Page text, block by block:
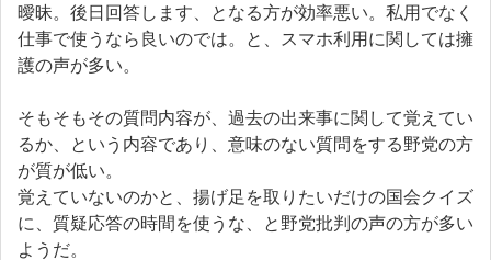
曖昧。後日回答します、となる方が効率悪い。私用でなく
仕事で使うなら良いのでは。と、スマホ利用に関しては擁
護の声が多い。
そもそもその質問内容が、過去の出来事に関して覚えてい
るか、という内容であり、意味のない質問をする野党の方
が質が低い。
覚えていないのかと、揚げ足を取りたいだけの国会クイズ
に、質疑応答の時間を使うな、と野党批判の声の方が多い
ようだ。